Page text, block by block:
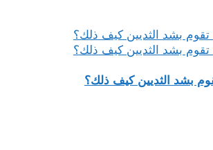
بشد الثديين كيف ذلك؟